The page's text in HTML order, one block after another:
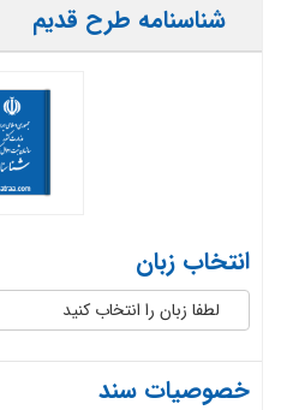
شناسنامه طرح قدیم
انتخاب زبان
لطفا زبان را انتخاب کنید
خصوصیات سند